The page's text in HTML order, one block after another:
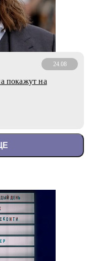
24.08
покажут на